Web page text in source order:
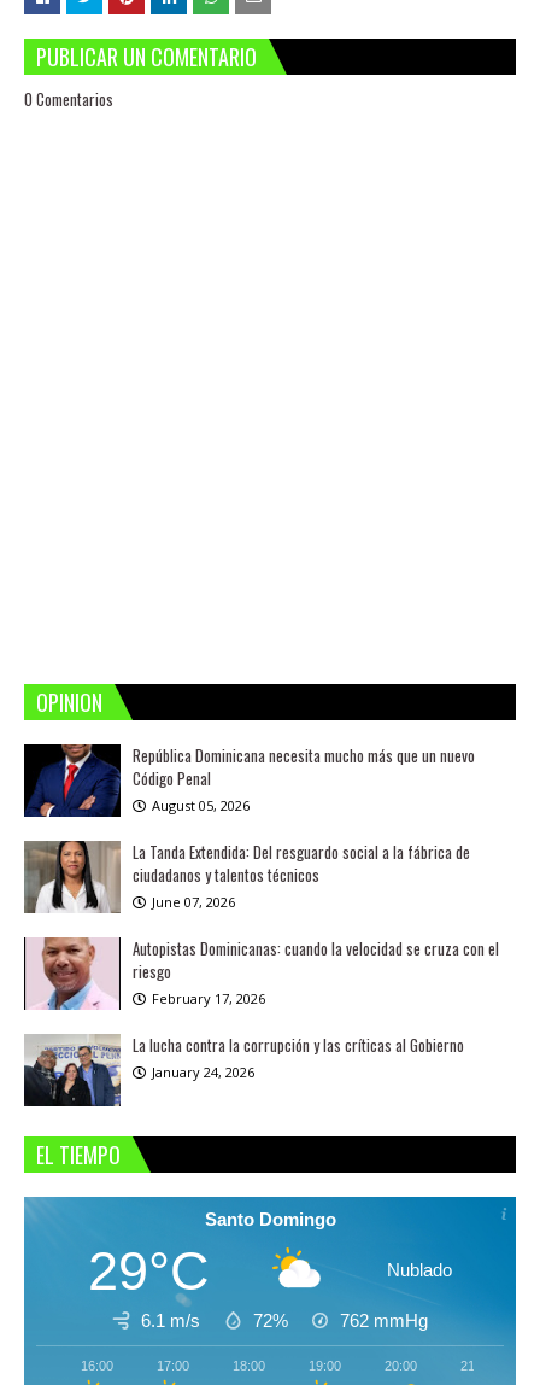
PUBLICAR UN COMENTARIO
0 Comentarios
OPINION
República Dominicana necesita mucho más que un nuevo
Código Penal
August 05, 2026
La Tanda Extendida: Del resguardo social a la fábrica de
ciudadanos y talentos técnicos
June 07, 2026
Autopistas Dominicanas: cuando la velocidad se cruza con el
riesgo
February 17, 2026
La lucha contra la corrupción y las críticas al Gobierno
January 24, 2026
EL TIEMPO
Santo Domingo
29°C Nublado
6.1 m/s 72% 762 mmHg
16:00 17:00 18:00 19:00 20:00 21:00